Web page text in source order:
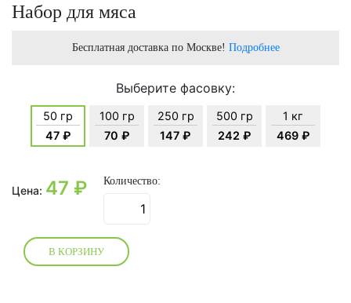
Набор для мяса
Бесплатная доставка по Москве! Подробнее
Выберите фасовку:
50 гр
47 ₽
100 гр
70 ₽
250 гр
147 ₽
500 гр
242 ₽
1 кг
469 ₽
Цена: 47 ₽ Количество:
В КОРЗИНУ